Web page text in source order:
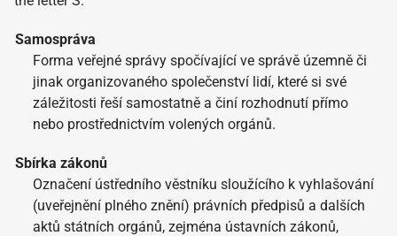
Samospráva
Forma veřejné správy spočívající ve správě územně či
jinak organizovaného společenství lidí, které si své
záležitosti řeší samostatně a činí rozhodnutí přímo
nebo prostřednictvím volených orgánů.
Sbírka zákonů
Označení ústředního věstníku sloužícího k vyhlašování
(uveřejnění plného znění) právních předpisů a dalších
aktů státních orgánů, zejména ústavních zákonů,